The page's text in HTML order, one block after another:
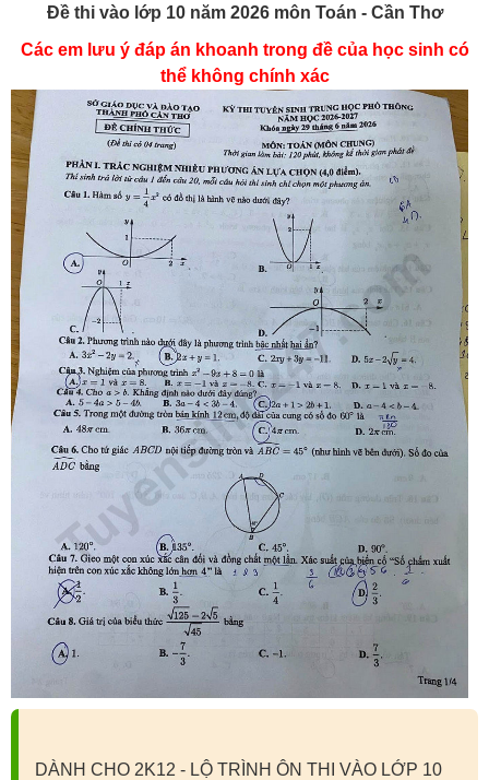
Đề thi vào lớp 10 năm 2026 môn Toán - Cần Thơ
Các em lưu ý đáp án khoanh trong đề của học sinh có
thể không chính xác
DÀNH CHO 2K12 - LỘ TRÌNH ÔN THI VÀO LỚP 10